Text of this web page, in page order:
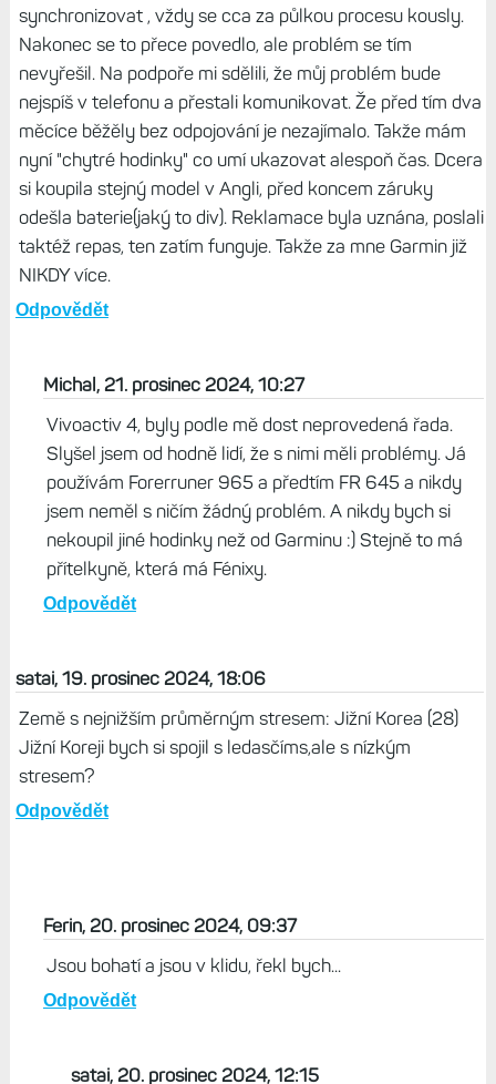
synchronizovat , vždy se cca za půlkou procesu kously.
Nakonec se to přece povedlo, ale problém se tím
nevyřešil. Na podpoře mi sdělili, že můj problém bude
nejspíš v telefonu a přestali komunikovat. Že před tím dva
měcíce běžěly bez odpojování je nezajímalo. Takže mám
nyní "chytré hodinky" co umí ukazovat alespoň čas. Dcera
si koupila stejný model v Angli, před koncem záruky
odešla baterie(jaký to div). Reklamace byla uznána, poslali
taktéž repas, ten zatím funguje. Takže za mne Garmin již
NIKDY více.
Odpovědět
Michal, 21. prosinec 2024, 10:27
Vivoactiv 4, byly podle mě dost neprovedená řada.
Slyšel jsem od hodně lidí, že s nimi měli problémy. Já
používám Forerruner 965 a předtím FR 645 a nikdy
jsem neměl s ničím žádný problém. A nikdy bych si
nekoupil jiné hodinky než od Garminu :) Stejně to má
přítelkyně, která má Fénixy.
Odpovědět
satai, 19. prosinec 2024, 18:06
Země s nejnižším průměrným stresem: Jižní Korea (28)
Jižní Koreji bych si spojil s ledasčíms,ale s nízkým
stresem?
Odpovědět